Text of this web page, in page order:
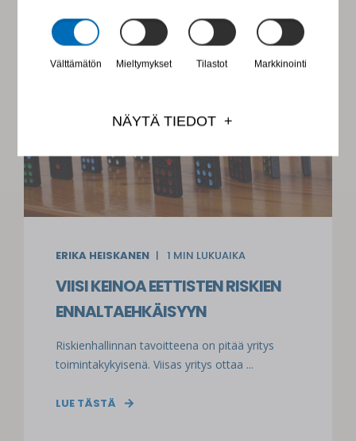
Välttämätön Mieltymykset Tilastot Markkinointi
NÄYTÄ TIEDOT
ERIKA HEISKANEN 1 MIN LUKUAIKA
VIISI KEINOA EETTISTEN RISKIEN
ENNALTAEHKÄISYYN
Riskienhallinnan tavoitteena on pitää yritys
toimintakykyisenä. Viisas yritys ottaa ...
LUE TÄSTÄ